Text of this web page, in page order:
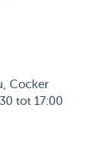
Cocker
tot 17:00